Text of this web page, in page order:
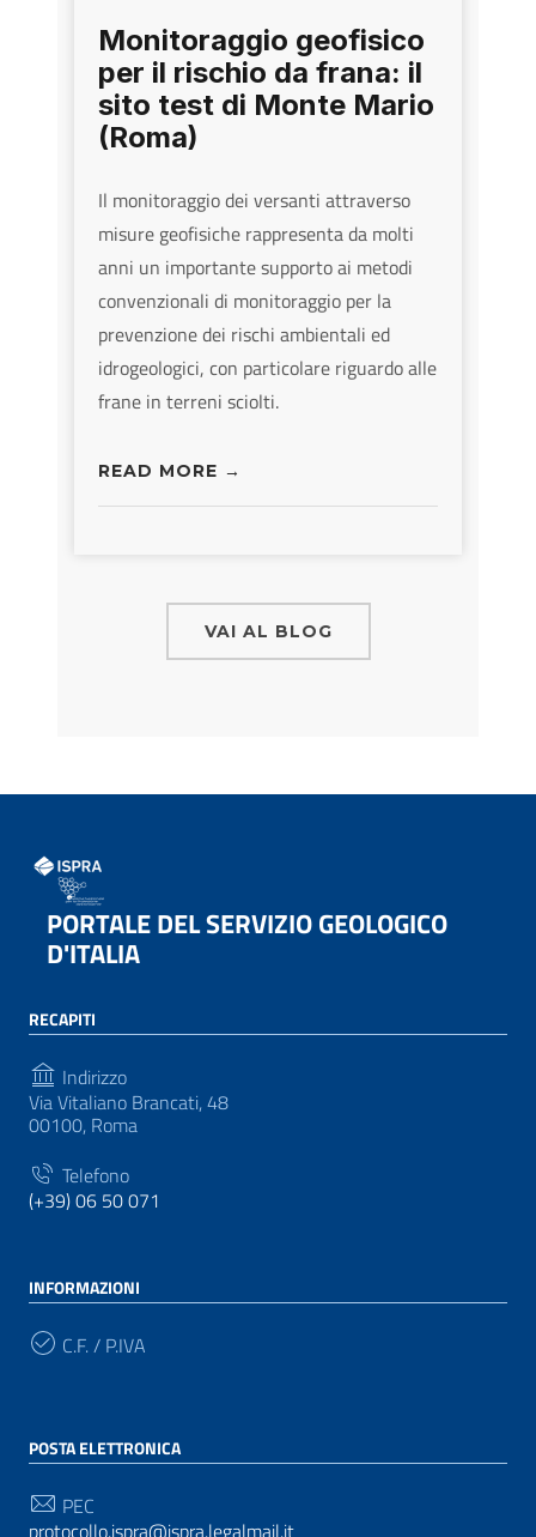
Monitoraggio geofisico
per il rischio da frana: il
sito test di Monte Mario
(Roma)
Il monitoraggio dei versanti attraverso
misure geofisiche rappresenta da molti
anni un importante supporto ai metodi
convenzionali di monitoraggio per la
prevenzione dei rischi ambientali ed
idrogeologici, con particolare riguardo alle
frane in terreni sciolti.
READ MORE →
VAI AL BLOG
PORTALE DEL SERVIZIO GEOLOGICO
D'ITALIA
RECAPITI
Indirizzo
Via Vitaliano Brancati, 48
00100, Roma
Telefono
(+39) 06 50 071
INFORMAZIONI
C.F. / P.IVA
POSTA ELETTRONICA
PEC
protocollo.ispra@ispra.legalmail.it